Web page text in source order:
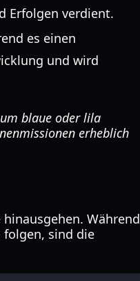
Erfolgen verdient.
es einen
und wird
blaue oder lila
erheblich
Während
sind die